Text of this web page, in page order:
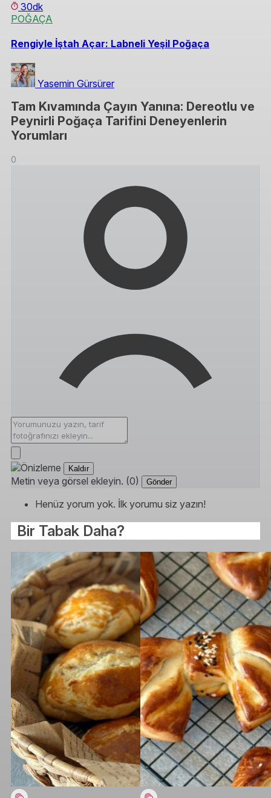
30dk
POĞAÇA
Rengiyle İştah Açar: Labneli Yeşil Poğaça
Yasemin Gürsürer
Tam Kıvamında Çayın Yanına: Dereotlu ve
Peynirli Poğaça Tarifini Deneyenlerin
Yorumları
0
Kaldır
Metin veya görsel ekleyin. (0) Gönder
Henüz yorum yok. İlk yorumu siz yazın!
Bir Tabak Daha?